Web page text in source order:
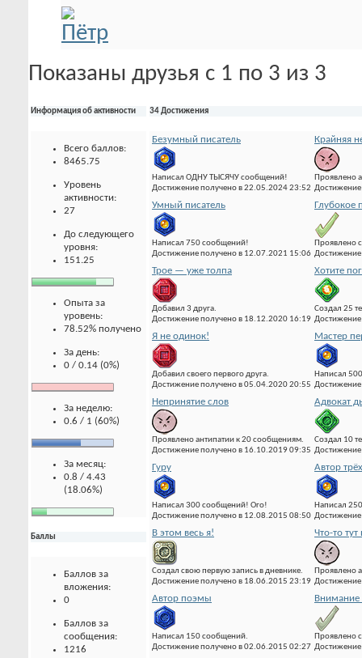
Показаны друзья с 1 по 3 из 3
Информация об активности
Всего баллов:
8465.75
Уровень
активности:
27
До следующего
уровня:
151.25
Опыта за
уровень:
78.52% получено
За день:
0 / 0.14 (0%)
За неделю:
0.6 / 1 (60%)
За месяц:
0.8 / 4.43
(18.06%)
Баллы
Баллов за
вложения:
0
Баллов за
сообщения:
1216
34 Достижения
Безумный писатель
Написал ОДНУ ТЫСЯЧУ сообщений!
Достижение получено в 22.05.2024 23:52
Крайняя
Проявлено
Умный писатель
Написал 750 сообщений!
Достижение получено в 12.07.2021 15:06
Глубокое
Проявлено
Трое — уже толпа
Добавил 3 друга.
Достижение получено в 18.12.2020 16:19
Хотите
Создал 25
Я не одинок!
Добавил своего первого друга.
Достижение получено в 05.04.2020 20:55
Мастер
Написал
Непринятие слов
Проявлено антипатии к 20 сообщениям.
Достижение получено в 16.10.2019 09:35
Адвокат
Создал 10
Гуру
Написал 300 сообщений! Ого!
Достижение получено в 12.08.2015 08:50
Автор
Написал
В этом весь я!
Создал свою первую запись в дневнике.
Достижение получено в 18.06.2015 23:19
Что-то тут
Проявлено
Автор поэмы
Написал 150 сообщений.
Достижение получено в 02.06.2015 02:27
Внимание
Проявлено